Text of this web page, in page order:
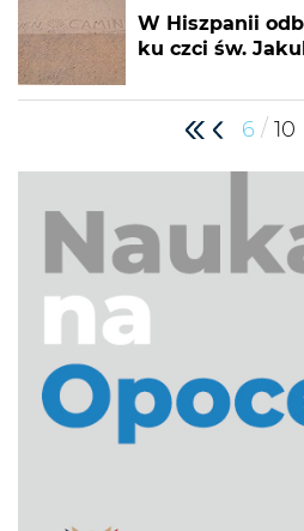
W Hiszpanii
ku czci św.
6 / 10